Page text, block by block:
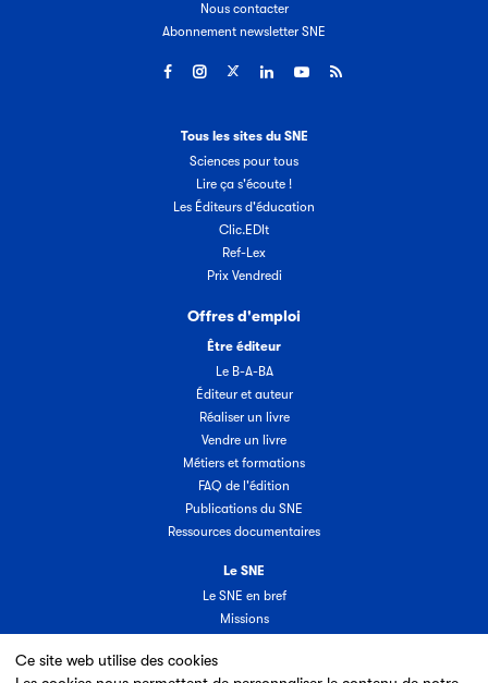
Ce site web utilise des cookies
Nous contacter
Abonnement newsletter SNE
Tous les sites du SNE
Sciences pour tous
Lire ça s'écoute !
Les Éditeurs d'éducation
Clic.EDIt
Ref-Lex
Prix Vendredi
Offres d'emploi
Être éditeur
Le B-A-BA
Éditeur et auteur
Réaliser un livre
Vendre un livre
Métiers et formations
FAQ de l'édition
Publications du SNE
Ressources documentaires
Le SNE
Le SNE en bref
Missions
Groupes & commissions